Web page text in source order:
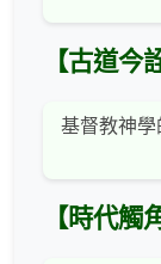
【古道今
基督教神學
【時代觸